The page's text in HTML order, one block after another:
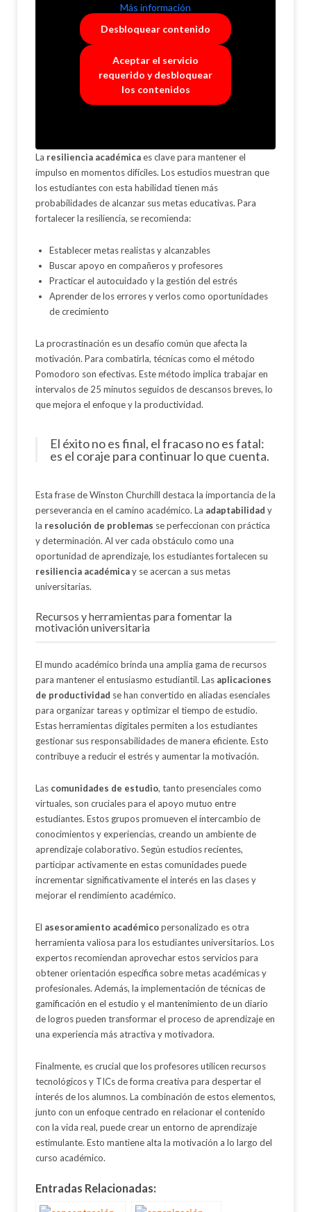
Más información
Desbloquear contenido
Aceptar el servicio
requerido y desbloquear
los contenidos
La resiliencia académicaes clave para mantener el
impulso en momentos difíciles. Los estudios muestran que
los estudiantes con esta habilidad tienen más
probabilidades de alcanzar sus metas educativas. Para
fortalecer la resiliencia, se recomienda:
Establecer metas realistas y alcanzables
Buscar apoyo en compañeros y profesores
Practicar el autocuidado y la gestión del estrés
Aprender de los errores y verlos como oportunidades
de crecimiento
La procrastinación es un desafío común que afecta la
motivación. Para combatirla, técnicas como el método
Pomodoro son efectivas. Este método implica trabajar en
intervalos de 25 minutos seguidos de descansos breves, lo
que mejora el enfoque y la productividad.
El éxito no es final, el fracaso no es fatal:
es el coraje para continuar lo que cuenta.
Esta frase de Winston Churchill destaca la importancia de la
perseverancia en el camino académico. La adaptabilidad y
la resolución de problemas se perfeccionan con práctica
y determinación. Al ver cada obstáculo como una
oportunidad de aprendizaje, los estudiantes fortalecen su
resiliencia académicay se acercan a sus metas
universitarias.
Recursos y herramientas para fomentar la
motivación universitaria
El mundo académico brinda una amplia gama de recursos
para mantener el entusiasmo estudiantil. Las aplicaciones
de productividad se han convertido en aliadas esenciales
para organizar tareas y optimizar el tiempo de estudio.
Estas herramientas digitales permiten a los estudiantes
gestionar sus responsabilidades de manera eficiente. Esto
contribuye a reducir el estrés y aumentar la motivación.
Las comunidades de estudio, tanto presenciales como
virtuales, son cruciales para el apoyo mutuo entre
estudiantes. Estos grupos promueven el intercambio de
conocimientos y experiencias, creando un ambiente de
aprendizaje colaborativo. Según estudios recientes,
participar activamente en estas comunidades puede
incrementar significativamente el interés en las clases y
mejorar el rendimiento académico.
El asesoramiento académicopersonalizado es otra
herramienta valiosa para los estudiantes universitarios. Los
expertos recomiendan aprovechar estos servicios para
obtener orientación específica sobre metas académicas y
profesionales. Además, la implementación de técnicas de
gamificación en el estudio y el mantenimiento de un diario
de logros pueden transformar el proceso de aprendizaje en
una experiencia más atractiva y motivadora.
Finalmente, es crucial que los profesores utilicen recursos
tecnológicos y TICs de forma creativa para despertar el
interés de los alumnos. La combinación de estos elementos,
junto con un enfoque centrado en relacionar el contenido
con la vida real, puede crear un entorno de aprendizaje
estimulante. Esto mantiene alta la motivación a lo largo del
curso académico.
Entradas Relacionadas: